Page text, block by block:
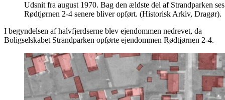
Udsnit fra august 1970. Bag den ældste del af Strandparken
Rødtjørnen 2-4 senere bliver opført. (Historisk Arkiv, Dragør).
I begyndelsen af halvfjerdserne blev ejendommen nedrevet, da
Boligselskabet Strandparken opførte ejendommen Rødtjørnen 2-4.